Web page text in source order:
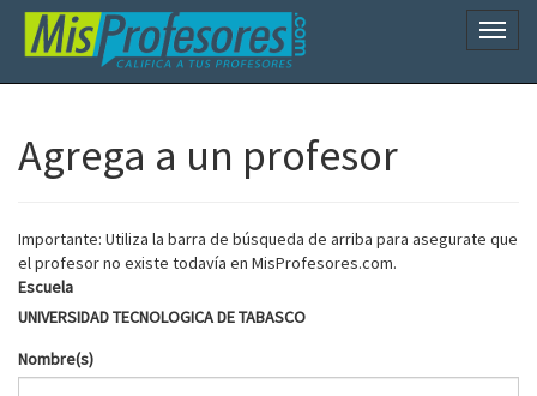
Agrega a un profesor
Importante: Utiliza la barra de búsqueda de arriba para asegurate que
el profesor no existe todavía en MisProfesores.com.
Escuela
UNIVERSIDAD TECNOLOGICA DE TABASCO
Nombre(s)